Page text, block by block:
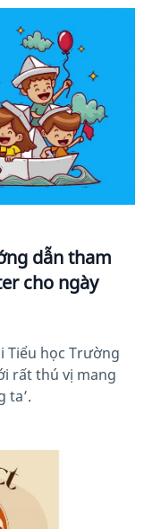
dẫn tham
cho ngày
Tiểu học Trường
rất thú vị mang
ta’.